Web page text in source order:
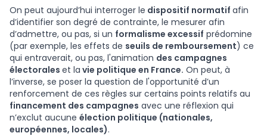
On peut aujourd’hui interroger le dispositif normatif afin
d’identifier son degré de contrainte, le mesurer afin
d’admettre, ou pas, si un formalisme excessif prédomine
(par exemple, les effets de seuils de remboursement) ce
qui entraverait, ou pas, l'animation des campagnes
électorales et la vie politique en France. On peut, à
l’inverse, se poser la question de l'opportunité d’un
renforcement de ces règles sur certains points relatifs au
financement des campagnes avec une réflexion qui
n’exclut aucune élection politique (nationales,
européennes, locales).